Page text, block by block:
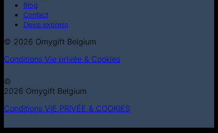
Blog
Contact
Devis express
© 2026 Omygift Belgium
Conditions Vie privée & Cookies
©
2026 Omygift Belgium
Conditions VIE PRIVÉE & COOKIES